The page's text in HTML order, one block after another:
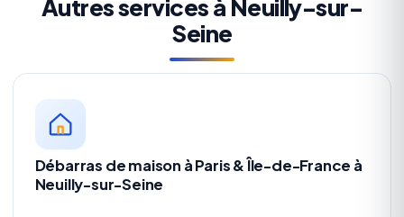
Autres services à Neuilly-sur-
Seine
Débarras de maison à Paris & Île-de-France à
Neuilly-sur-Seine